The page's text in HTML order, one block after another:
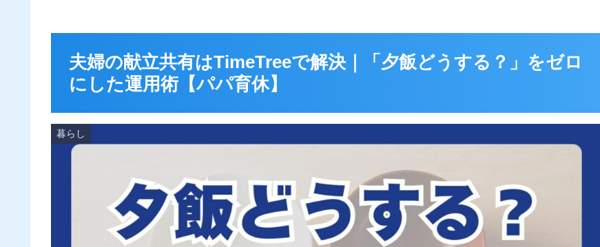
夫婦の献立共有はTimeTreeで解決｜「夕飯どうする？」をゼロ
にした運用術【パパ育休】
暮らし